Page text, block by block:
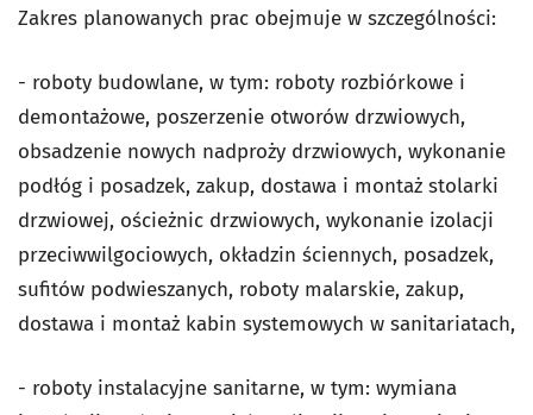
Zakres planowanych prac obejmuje w szczególności:
- roboty budowlane, w tym: roboty rozbiórkowe i
demontażowe, poszerzenie otworów drzwiowych,
obsadzenie nowych nadproży drzwiowych, wykonanie
podłóg i posadzek, zakup, dostawa i montaż stolarki
drzwiowej, ościeżnic drzwiowych, wykonanie izolacji
przeciwwilgociowych, okładzin ściennych, posadzek,
sufitów podwieszanych, roboty malarskie, zakup,
dostawa i montaż kabin systemowych w sanitariatach,
- roboty instalacyjne sanitarne, w tym: wymiana